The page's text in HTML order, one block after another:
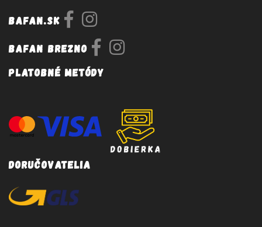
Bafan.sk
Bafan Brezno
Platobné metódy
Doručovatelia